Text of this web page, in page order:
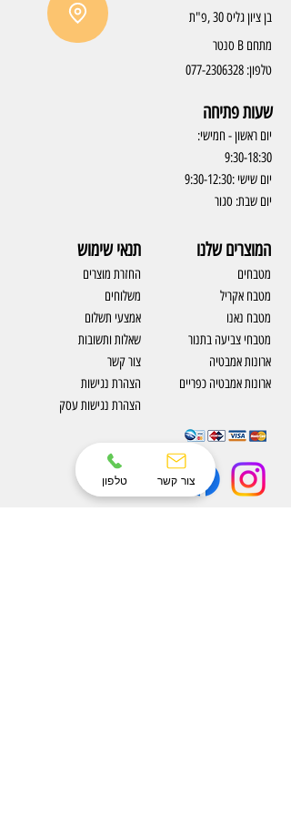
בן ציון גליס 30 ,פ"ת
מתחם B סנטר
טלפון: 077-2306328
שעות פתיחה
יום ראשון - חמישי:
9:30-18:30
יום שישי :9:30-12:30
יום שבת: סגור
תנאי שימוש
החזרת מוצרים
משלוחים
אמצעי תשלום
שאלות ותשובות
צור קשר
​הצהרת נגישות
הצהרת נגישות עסק
המוצרים שלנו
מטבחים
מטבח אקריל
מטבח נאנו
מטבחי צביעה בתנור
ארונות אמבטיה
ארונות אמבטיה כפריים
טלפון צור קשר